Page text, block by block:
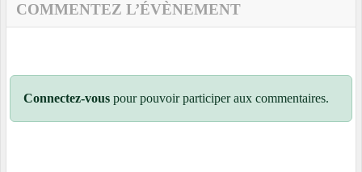
COMMENTEZ L’ÉVÈNEMENT
Connectez-vous pour pouvoir participer aux commentaires.